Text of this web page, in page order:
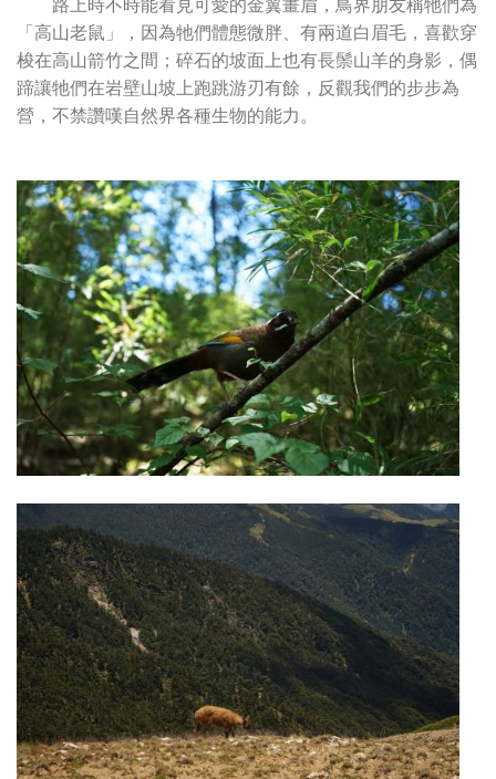
路上時不時能看見可愛的金翼畫眉，鳥界朋友稱牠們為
「高山老鼠」，因為牠們體態微胖、有兩道白眉毛，喜歡穿
梭在高山箭竹之間；碎石的坡面上也有長鬃山羊的身影，偶
蹄讓牠們在岩壁山坡上跑跳游刃有餘，反觀我們的步步為
營，不禁讚嘆自然界各種生物的能力。